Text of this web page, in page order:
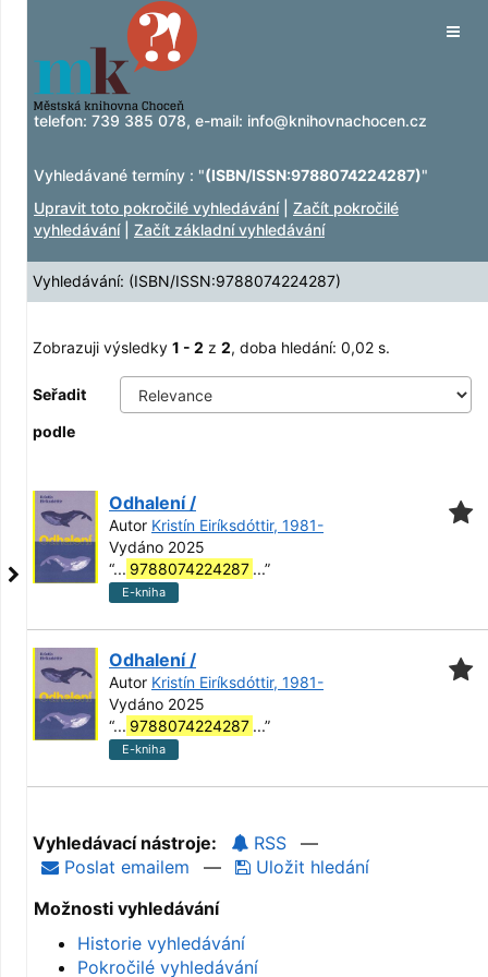
Zobrazuji výsledky1 - 2z
Přeskočit na obsah
telefon: 739 385 078, e-mail: info@knihovnachocen.cz
Vyhledávané termíny : "(ISBN/ISSN:9788074224287)"
Upravit toto pokročilé vyhledávání| Začít pokročilé
vyhledávání| Začít základní vyhledávání
Vyhledávání: (ISBN/ISSN:9788074224287)
Zobrazuji výsledky 1 - 2 z 2, doba hledání: 0,02 s.
Seřadit
podle
Odhalení /
Autor Kristín Eiríksdóttir, 1981-
Vydáno 2025
“... 9788074224287 ...”
E-kniha
Odhalení /
Autor Kristín Eiríksdóttir, 1981-
Vydáno 2025
“... 9788074224287 ...”
E-kniha
Vyhledávací nástroje: RSS
—
Poslat emailem
—
Uložit hledání
Možnosti vyhledávání
Historie vyhledávání
Pokročilé vyhledávání